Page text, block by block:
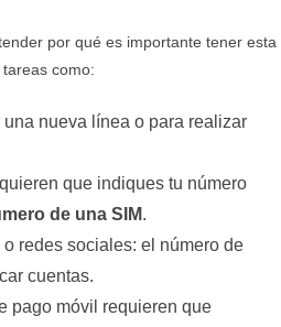
por qué es importante tener esta
como:
nueva línea o para realizar
que indiques tu número
de una SIM.
redes sociales: el número de
cuentas.
pago móvil requieren que